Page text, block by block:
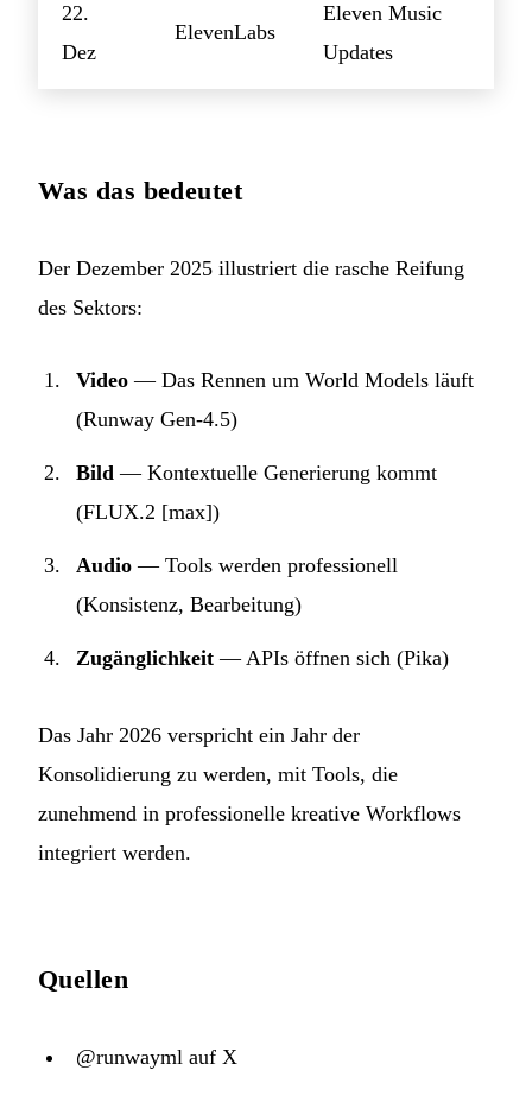
22.
Dez
ElevenLabs
Eleven Music
Updates
Was das bedeutet
Der Dezember 2025 illustriert die rasche Reifung
des Sektors:
Video — Das Rennen um World Models läuft
(Runway Gen-4.5)
Bild — Kontextuelle Generierung kommt
(FLUX.2 [max])
Audio — Tools werden professionell
(Konsistenz, Bearbeitung)
Zugänglichkeit — APIs öffnen sich (Pika)
Das Jahr 2026 verspricht ein Jahr der
Konsolidierung zu werden, mit Tools, die
zunehmend in professionelle kreative Workflows
integriert werden.
Quellen
@runwayml auf X